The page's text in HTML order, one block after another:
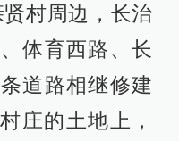
村周边，长治
体育西路、长
道路相继修建
庄的土地上，